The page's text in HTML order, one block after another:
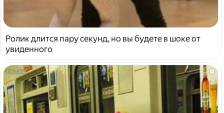
Ролик длится пару секунд, но вы будете в шоке от
увиденного
i